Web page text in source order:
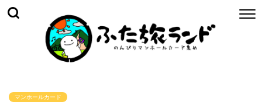
マンホールカード